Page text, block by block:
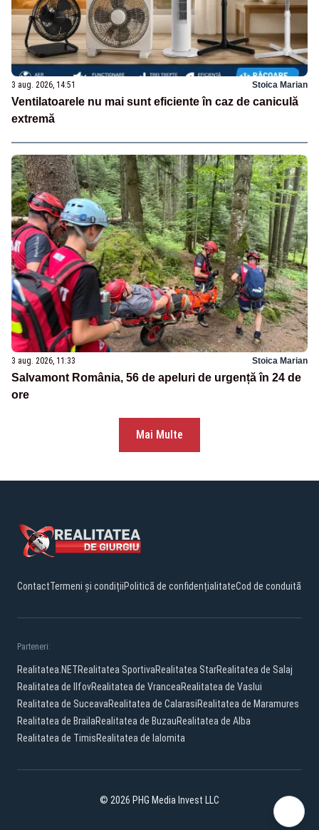
3 aug. 2026, 14:51 Stoica Marian
Ventilatoarele nu mai sunt eficiente în caz de caniculă
extremă
3 aug. 2026, 11:33 Stoica Marian
Salvamont România, 56 de apeluri de urgență în 24 de
ore
Mai Multe
ContactTermeni și condițiiPolitică de confidențialitateCod de conduită
Parteneri:
Realitatea.NETRealitatea SportivaRealitatea StarRealitatea de Salaj
Realitatea de IlfovRealitatea de VranceaRealitatea de Vaslui
Realitatea de SuceavaRealitatea de CalarasiRealitatea de Maramures
Realitatea de BrailaRealitatea de BuzauRealitatea de Alba
Realitatea de TimisRealitatea de Ialomita
© 2026 PHG Media Invest LLC